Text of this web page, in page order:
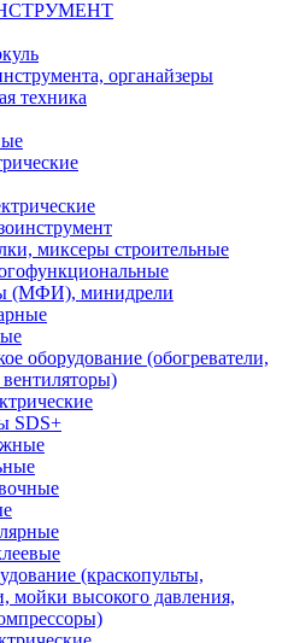
органайзеры
техника
миксеры строительные
(МФИ), минидрели
оборудование (обогреватели,
SDS+
(краскопульты,
мойки высокого давления,